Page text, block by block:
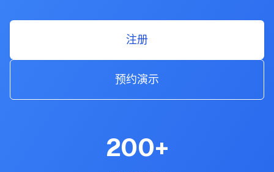
注册
预约演示
200+